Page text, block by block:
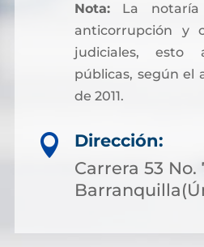
Nota:La notaría
anticorrupción y
judiciales, esto
públicas, según el
de 2011.
Sin embargo,
pagos asociados a
es posible acceder
más flexibles.

Dirección:
Carrera 53 No.